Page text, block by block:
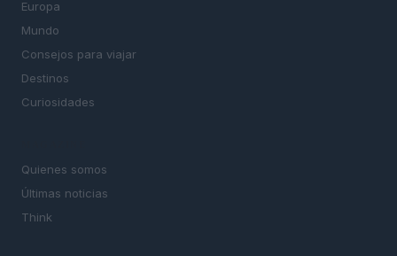
Europa
Mundo
Consejos para viajar
Destinos
Curiosidades
Quienes somos
Últimas noticias
Think